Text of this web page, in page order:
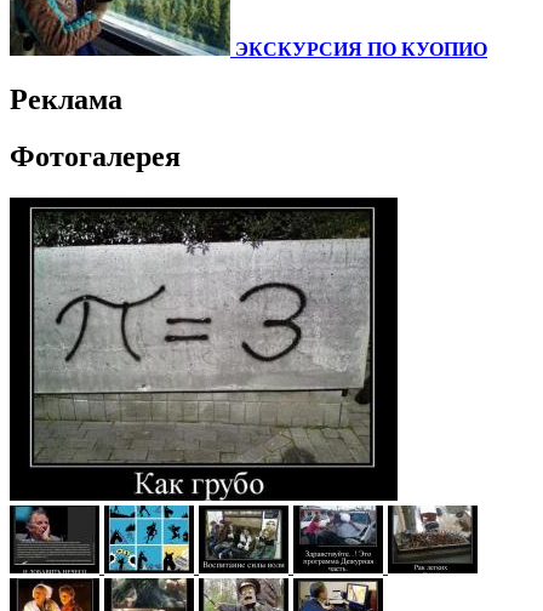
ЭКСКУРСИЯ ПО КУОПИО
Реклама
Фотогалерея